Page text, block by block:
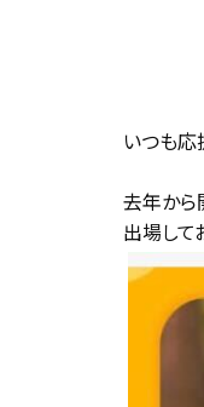
いつも応
去年から
出場して